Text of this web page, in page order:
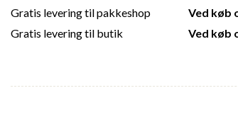
Gratis levering til pakkeshop
Gratis levering til butik
Ved køb
Ved køb